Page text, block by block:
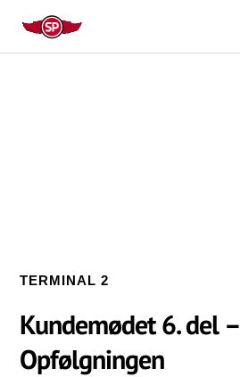
TERMINAL 2
Kundemødet 6. del –
Opfølgningen